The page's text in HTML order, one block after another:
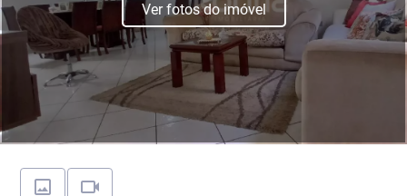
Ver fotos do imóvel